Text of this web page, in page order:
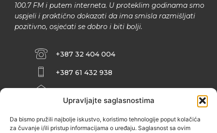
Upravljajte saglasnostima
Da bismo pružili najbolje iskustvo, koristimo tehnologije poput kolačića
za čuvanje i/ili pristup informacijama o uređaju. Saglasnost sa ovim
100.7 FM i putem interneta. U proteklim godinama smo
uspjeli i praktično dokazati da ima smisla razmišljati
pozitivno, osjećati se dobro i biti bolji.
+387 32 404 004
+387 61 432 938
INFO@ZENIT.BA
ZENIČANKA, 3. SPRAT), 72000 ZENICA